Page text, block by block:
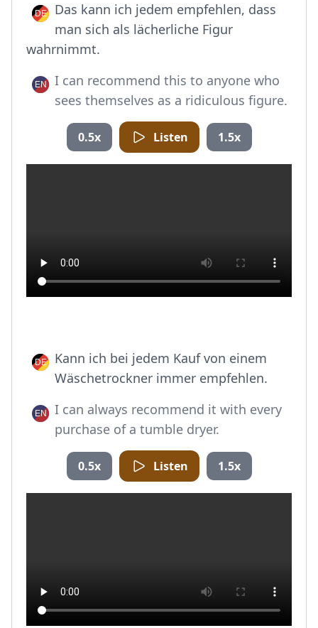
Das kann ich jedem empfehlen, dass
man sich als lächerliche Figur
wahrnimmt.
I can recommend this to anyone who
sees themselves as a ridiculous figure.
0.5x Listen 1.5x
Kann ich bei jedem Kauf von einem
Wäschetrockner immer empfehlen.
I can always recommend it with every
purchase of a tumble dryer.
0.5x Listen 1.5x